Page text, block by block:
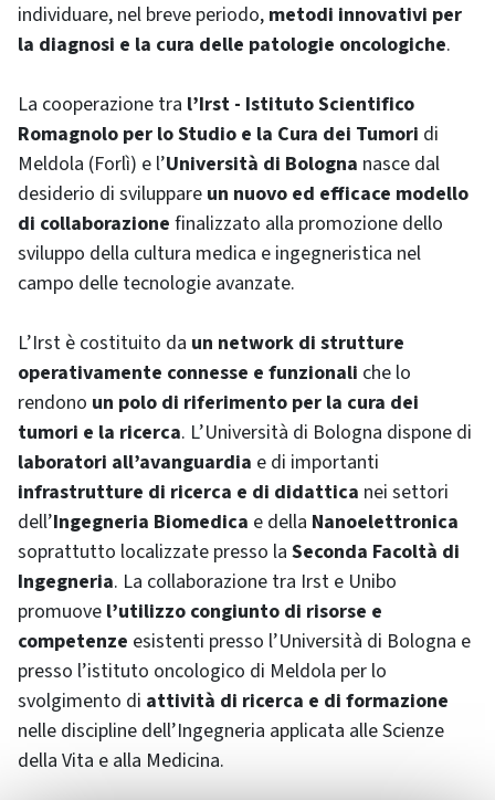
individuare, nel breve periodo, metodi innovativi per
la diagnosi e la cura delle patologie oncologiche.
La cooperazione tra l’Irst - Istituto Scientifico
Romagnolo per lo Studio e la Cura dei Tumori di
Meldola (Forlì) e l’Università di Bologna nasce dal
desiderio di sviluppare un nuovo ed efficace modello
di collaborazione finalizzato alla promozione dello
sviluppo della cultura medica e ingegneristica nel
campo delle tecnologie avanzate.
L’Irst è costituito da un network di strutture
operativamente connesse e funzionali che lo
rendono un polo di riferimento per la cura dei
tumori e la ricerca. L’Università di Bologna dispone di
laboratori all’avanguardia e di importanti
infrastrutture di ricerca e di didattica nei settori
dell’Ingegneria Biomedica e della Nanoelettronica
soprattutto localizzate presso la Seconda Facoltà di
Ingegneria. La collaborazione tra Irst e Unibo
promuove l’utilizzo congiunto di risorse e
competenze esistenti presso l’Università di Bologna e
presso l’istituto oncologico di Meldola per lo
svolgimento di attività di ricerca e di formazione
nelle discipline dell’Ingegneria applicata alle Scienze
della Vita e alla Medicina.